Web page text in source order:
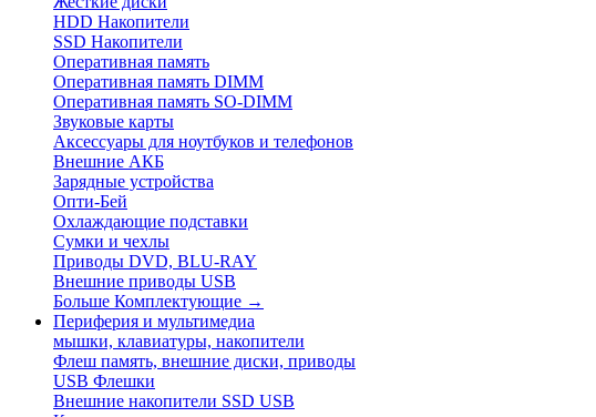
HDD Накопители
SSD Накопители
Оперативная память
Оперативная память DIMM
Оперативная память SO-DIMM
Звуковые карты
Аксессуары для ноутбуков и телефонов
Внешние АКБ
Зарядные устройства
Опти-Бей
Охлаждающие подставки
Сумки и чехлы
Приводы DVD, BLU-RAY
Внешние приводы USB
Больше Комплектующие →
Периферия и мультимедиа
мышки, клавиатуры, накопители
Флеш память, внешние диски, приводы
USB Флешки
Внешние накопители SSD USB